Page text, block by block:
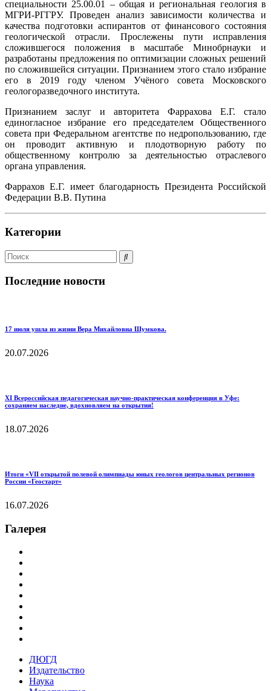
специальности 25.00.01 – общая и региональная геология в
МГРИ-РГГРУ. Проведен анализ зависимости количества и
качества подготовки аспирантов от финансового состояния
геологической отрасли. Прослежены пути исправления
сложившегося положения в масштабе Минобрнауки и
разработаны предложения по оптимизации сложных решений
по сложившейся ситуации. Признанием этого стало избрание
его в 2019 году членом Учёного совета Московского
геологоразведочного института.
Признанием заслуг и авторитета Фаррахова Е.Г. стало
единогласное избрание его председателем Общественного
совета при Федеральном агентстве по недропользованию, где
он проводит активную и плодотворную работу по
общественному контролю за деятельностью отраслевого
органа управления.
Фаррахов Е.Г. имеет благодарность Президента Российской
Федерации В.В. Путина
Категории
Последние новости
17 июля ушла из жизни Вера Михайловна Шумкова.
20.07.2026
XI Всероссийская педагогическая научно‑практическая конференция в Уфе:
сохраняем наследие, вдохновляем на открытия!
18.07.2026
Итоги «VII открытой полевой олимпиады юных геологов центральных регионов
России «Геостарт»
16.07.2026
Галерея
ДЮГД
Издательство
Наука